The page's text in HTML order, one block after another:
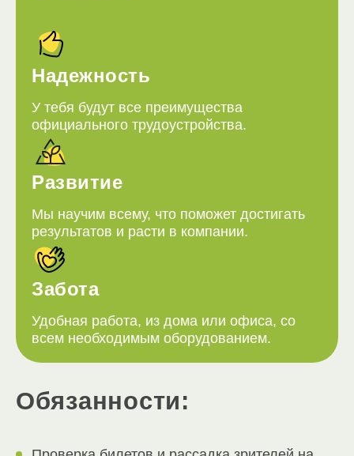
Надежность
У тебя будут все преимущества
официального трудоустройства.
Развитие
Мы научим всему, что поможет достигать
результатов и расти в компании.
Забота
Удобная работа, из дома или офиса, со
всем необходимым оборудованием.
Обязанности: